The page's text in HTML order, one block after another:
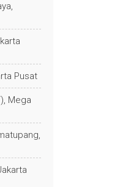
Pusat
Mega